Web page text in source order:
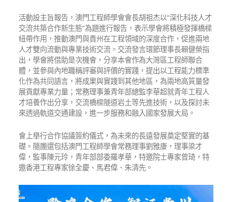
活動設主旨報告，澳門工程師學會會長胡祖杰以“深化科技人才
交流共築合作新生態”為題進行報告，表示學會將積極發揮橋樑
紐帶作用，推動澳門與貴州在工程領域的深度合作，促進兩地
人才雙向流動與專業技術交流。交流發言環節理事長賴健榮指
出，學會將借助是次機會，分享本會作為大灣區工程師聯合
體，並參與內地職稱評審與評價的實踐，提出以工程能力標準
化作為共同語言，將成果與實踐到其他地區，為兩地高質量發
展貢獻專業力量；常務理事兼青年部總監李華超就青年工程人
才培養作出分享，交流橋樑隧道岩土等先進技術，以及探討未
來透過軌道交通建設，進一步服務和融入國家發展大局。
會上舉行合作協議簽約儀式，為未來的長遠發展奠定堅實的基
礎。隨團還包括澳門工程師學會常務理事劉雅康，理事梁才
偉，監事陳元玲，青年部部委羅孝華，特邀院士專家曾琦，特
邀香港工程專家徐全慶、馬君偉、朱清先。